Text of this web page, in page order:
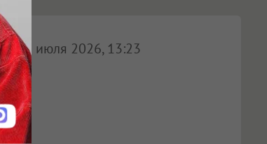
29 июля 2026, 13:23